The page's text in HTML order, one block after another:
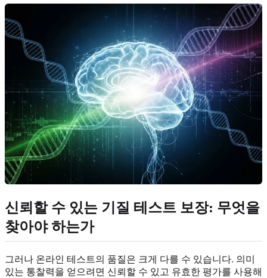
신뢰할 수 있는 기질 테스트 보장: 무엇을
찾아야 하는가
그러나 온라인 테스트의 품질은 크게 다를 수 있습니다. 의미
있는 통찰력을 얻으려면 신뢰할 수 있고 유효한 평가를 사용해